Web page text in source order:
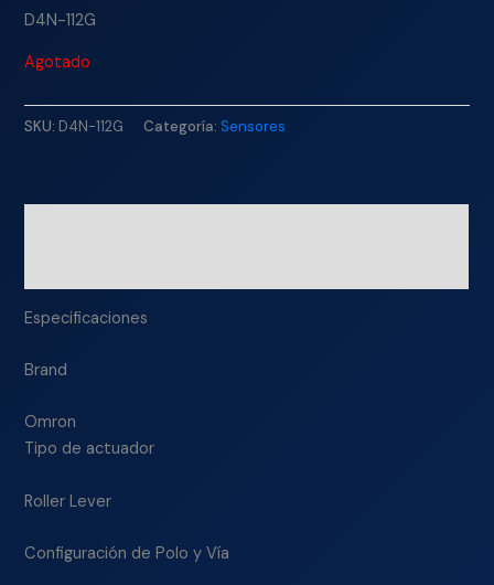
D4N-112G
Agotado
SKU: D4N-112G Categoría:Sensores
Especificaciones
Brand
Omron
Tipo de actuador
Roller Lever
Configuración de Polo y Vía